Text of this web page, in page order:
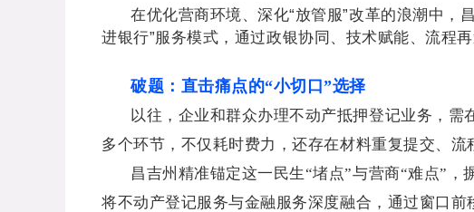
在优化营商环境、深化“放管服”改革的浪潮中，
进银行”服务模式，通过政银协同、技术赋能、流程
破题：直击痛点的“小切口”选择
以往，企业和群众办理不动产抵押登记业务，
多个环节，不仅耗时费力，还存在材料重复提交、
昌吉州精准锚定这一民生“堵点”与营商“难点”
将不动产登记服务与金融服务深度融合，通过窗口前